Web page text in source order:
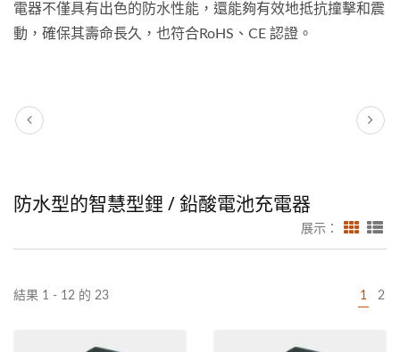
電器不僅具有出色的防水性能，還能夠有效地抵抗撞擊和震
動，確保其壽命長久，也符合RoHS、CE 認證。
防水型的智慧型鋰 / 鉛酸電池充電器
展示：
結果 1 - 12 的 23 1 2